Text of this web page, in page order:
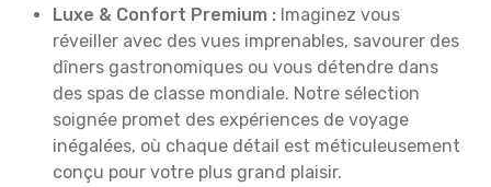
Luxe & Confort Premium : Imaginez vous
réveiller avec des vues imprenables, savourer des
dîners gastronomiques ou vous détendre dans
des spas de classe mondiale. Notre sélection
soignée promet des expériences de voyage
inégalées, où chaque détail est méticuleusement
conçu pour votre plus grand plaisir.